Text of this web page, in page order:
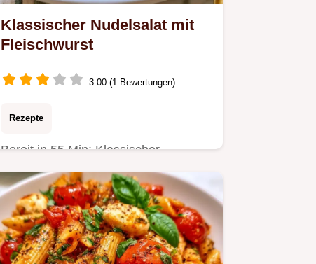
Klassischer Nudelsalat mit
Fleischwurst
3.00 (1 Bewertungen)
Rezepte
Bereit in 55 Min: Klassischer
Nudelsalat. Die beiliegende Tabelle
zu Zutaten und Alternativen hilft…